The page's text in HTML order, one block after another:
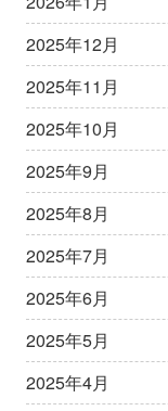
2025年12月
2025年11月
2025年10月
2025年9月
2025年8月
2025年7月
2025年6月
2025年5月
2025年4月